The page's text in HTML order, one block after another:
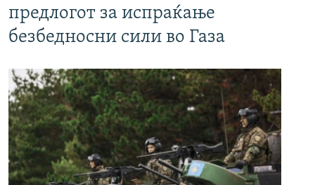
предлогот за испраќање
безбедносни сили во Газа